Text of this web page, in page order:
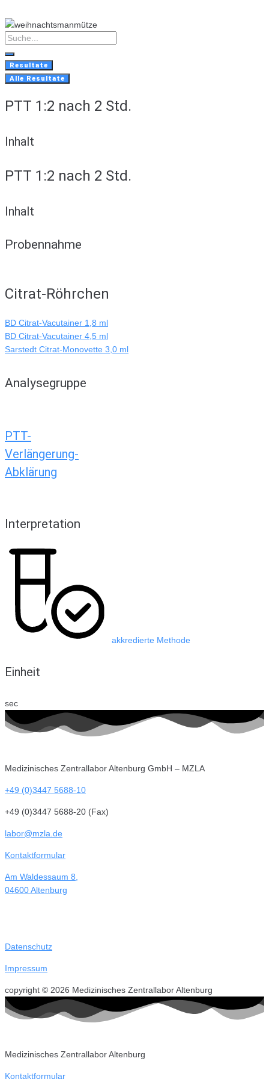
to
content
Search
...
Resultate
Alle Resultate
PTT 1:2 nach 2 Std.
Inhalt
PTT 1:2 nach 2 Std.
Inhalt
Probennahme
Citrat-Röhrchen
BD Citrat-Vacutainer 1,8 ml
BD Citrat-Vacutainer 4,5 ml
Sarstedt Citrat-Monovette 3,0 ml
Analysegruppe
PTT-
Verlängerung-
Abklärung
Interpretation
akkredierte Methode
Einheit
sec
Medizinisches Zentrallabor Altenburg GmbH – MZLA
+49 (0)3447 5688-10
+49 (0)3447 5688-20 (Fax)
labor@mzla.de
Kontaktformular
Am Waldessaum 8,
04600 Altenburg
Datenschutz
Impressum
copyright © 2026 Medizinisches Zentrallabor Altenburg
Medizinisches Zentrallabor Altenburg
Kontaktformular